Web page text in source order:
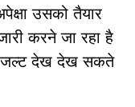
उसको तैयार
करने जा रहा है
देख देख सकते